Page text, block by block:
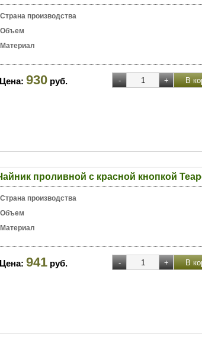
Страна производства
Объем
Материал
Цена: 930 руб.
проливной с красной кнопкой
Страна производства
Объем
Материал
Цена: 941 руб.